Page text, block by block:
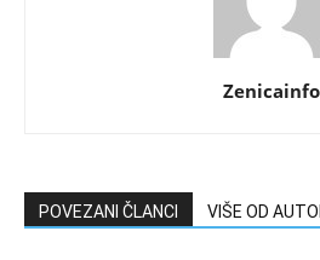
Zenicainfo
POVEZANI ČLANCI VIŠE OD